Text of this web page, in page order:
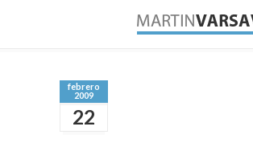
febrero
2009
22